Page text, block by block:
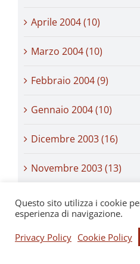
Aprile 2004 (10)
Marzo 2004 (10)
Febbraio 2004 (9)
Gennaio 2004 (10)
Dicembre 2003 (16)
Novembre 2003 (13)
Ottobre 2003 (19)
Questo sito utilizza i cookie
esperienza di navigazione.
Privacy Policy Cookie Policy